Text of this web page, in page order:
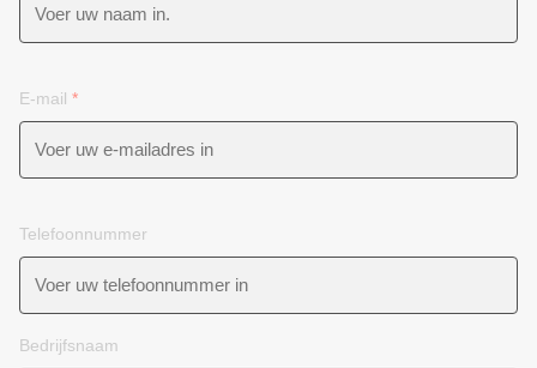
E-mail *
Telefoonnummer
Bedrijfsnaam